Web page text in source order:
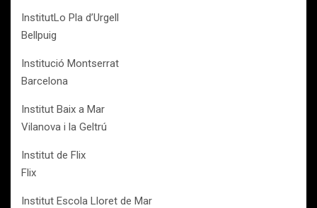
InstitutLo Pla d’Urgell
Bellpuig
Institució Montserrat
Barcelona
Institut Baix a Mar
Vilanova i la Geltrú
Institut de Flix
Flix
Institut Escola Lloret de Mar